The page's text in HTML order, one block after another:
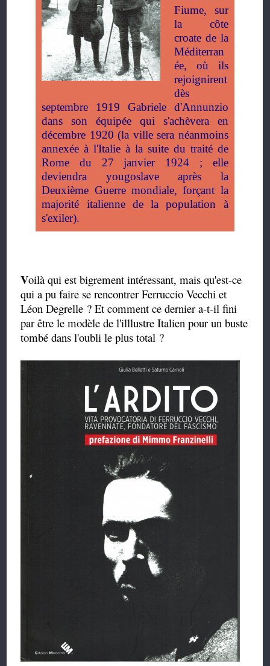
Fiume, sur
la côte
croate de la
Méditerran
ée, où ils
rejoignirent
dès
septembre 1919 Gabriele d'Annunzio
dans son équipée qui s'achèvera en
décembre 1920 (la ville sera néanmoins
annexée à l'Italie à la suite du traité de
Rome du 27 janvier 1924 ; elle
deviendra yougoslave après la
Deuxième Guerre mondiale, forçant la
majorité italienne de la population à
s'exiler).
Voilà qui est bigrement intéressant, mais qu'est-ce
qui a pu faire se rencontrer Ferruccio Vecchi et
Léon Degrelle ? Et comment ce dernier a-t-il fini
par être le modèle de l'illlustre Italien pour un buste
tombé dans l'oubli le plus total ?